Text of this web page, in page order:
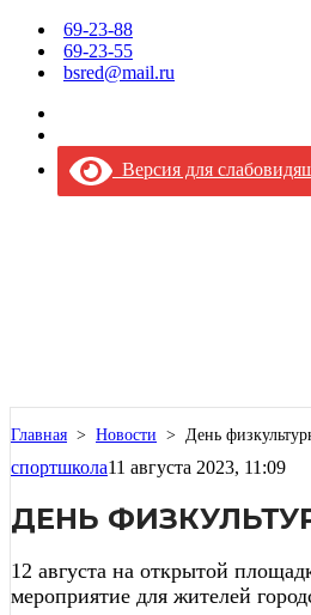
69-23-88
69-23-55
bsred@mail.ru
Версия для
Главная > Новости > День
спортшкола11 августа 2023, 11:09
ДЕНЬ
12 августа на открытой
мероприятие для жителей